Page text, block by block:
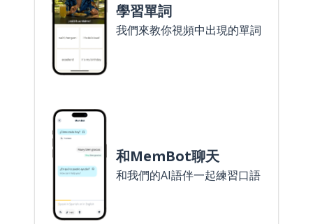
學習單詞
我們來教你視頻中出現的單詞
和MemBot聊天
和我們的AI語伴一起練習口語